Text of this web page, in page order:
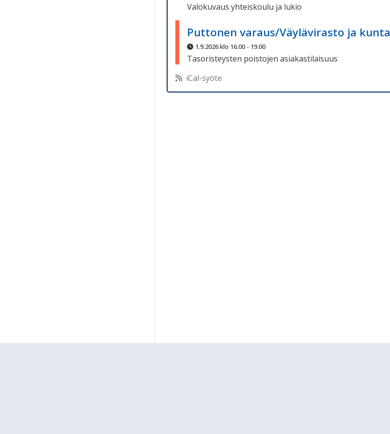
Valokuvaus yhteiskoulu ja lukio
Puttonen varaus/Väylävirasto ja kunta
1.9.2026 klo 16.00 - 19.00
Tasoristeysten poistojen asiakastilaisuus
iCal-syöte